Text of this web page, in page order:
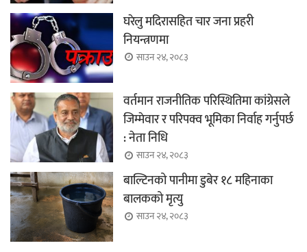
घरेलु मदिरासहित चार जना प्रहरी
नियन्त्रणमा
साउन २४, २०८३
वर्तमान राजनीतिक परिस्थितिमा कांग्रेसले
जिम्मेवार र परिपक्व भूमिका निर्वाह गर्नुपर्छ
: नेता निधि
साउन २४, २०८३
बाल्टिनको पानीमा डुबेर १८ महिनाका
बालकको मृत्यु
साउन २४, २०८३